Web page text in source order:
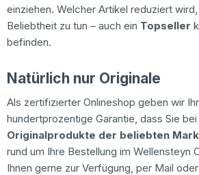
einziehen. Welcher Artikel reduziert
Beliebtheit zu tun – auch ein Topseller
befinden.
Natürlich nur Originale
Als zertifizierter Onlineshop geben wir
hundertprozentige Garantie, dass Sie bei
Originalprodukte der beliebten
rund um Ihre Bestellung im Wellensteyn
Ihnen gerne zur Verfügung, per Mail